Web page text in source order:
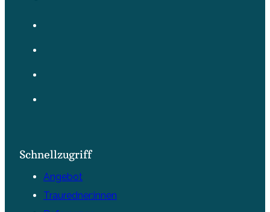
Schnellzugriff
Angebot
Trauredner:innen